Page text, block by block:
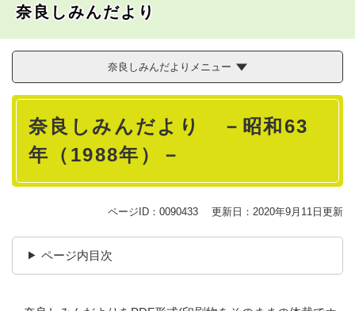
奈良しみんだより
奈良しみんだよりメニュー
本
奈良しみんだより －昭和63
年（1988年）－
ページID：0090433 更新日：2020年9月11日更新
ページ内目次